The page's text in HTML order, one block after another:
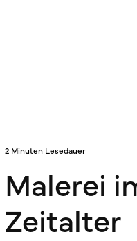
2 Minuten Lesedauer
Malerei
Zeitalter